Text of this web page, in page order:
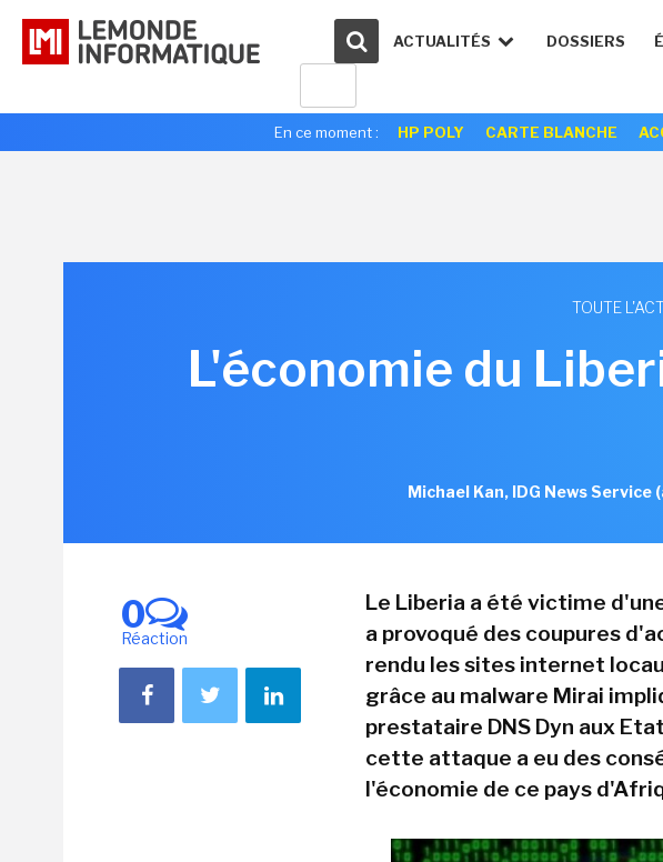
ACTUALITÉS DOSSIERS
En ce moment : HP POLY CARTE BLANCHE
TOUTE
L'économie du
Michael Kan, IDG News
0
Réaction
Le Liberia a été victime
a provoqué des coupures
rendu les sites internet
grâce au malware Mirai
prestataire DNS Dyn aux
cette attaque a eu des
l'économie de ce pays